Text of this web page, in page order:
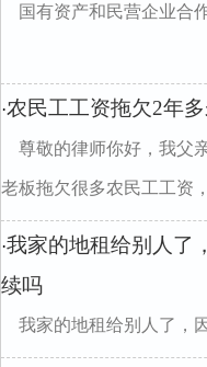
国有资产和民营企业合
·农民工工资拖欠2年
尊敬的律师你好，我父
老板拖欠很多农民工工资
·我家的地租给别人了
续吗
我家的地租给别人了，